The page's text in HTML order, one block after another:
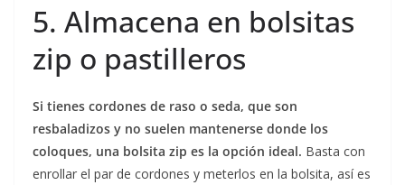
5. Almacena en bolsitas
zip o pastilleros
Si tienes cordones de raso o seda, que son
resbaladizos y no suelen mantenerse donde los
coloques, una bolsita zip es la opción ideal. Basta con
enrollar el par de cordones y meterlos en la bolsita, así es